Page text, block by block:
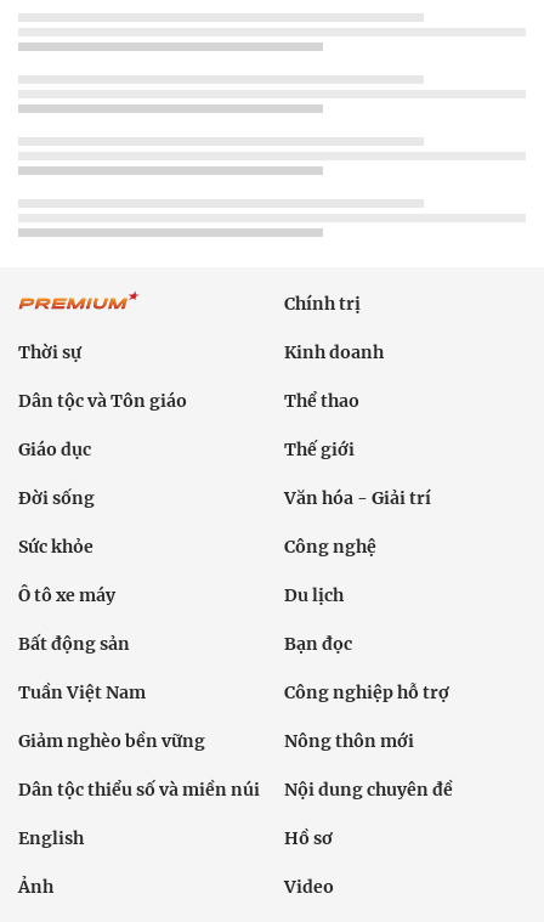
Chính trị
Thời sự Kinh doanh
Dân tộc và Tôn giáo Thể thao
Giáo dục Thế giới
Đời sống Văn hóa - Giải trí
Sức khỏe Công nghệ
Ô tô xe máy Du lịch
Bất động sản Bạn đọc
Tuần Việt Nam Công nghiệp hỗ trợ
Giảm nghèo bền vững Nông thôn mới
Dân tộc thiểu số và miền núi Nội dung chuyên đề
English Hồ sơ
Ảnh Video